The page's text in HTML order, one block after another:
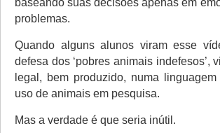
problemas.
Quando alguns alunos viram esse
defesa dos ‘pobres animais indefesos’,
legal, bem produzido, numa
uso de animais em pesquisa.
Mas a verdade é que seria inútil.